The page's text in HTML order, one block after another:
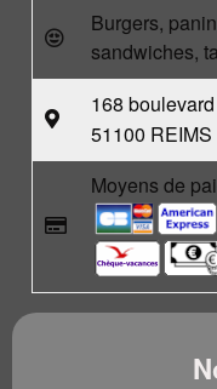
Burgers,
sandwiches,
168
51100 REIMS
Moyens de